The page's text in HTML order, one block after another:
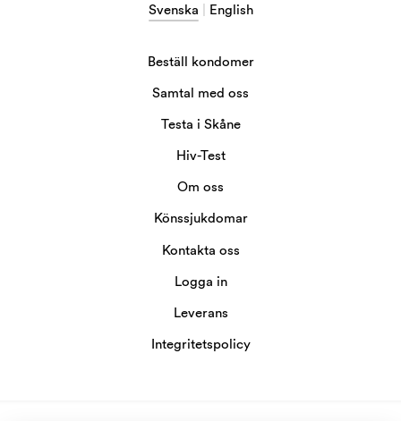
Svenska
English
Beställ kondomer
Samtal med oss
Testa i Skåne
Hiv-Test
Om oss
Könssjukdomar
Kontakta oss
Logga in
Leverans
Integritetspolicy